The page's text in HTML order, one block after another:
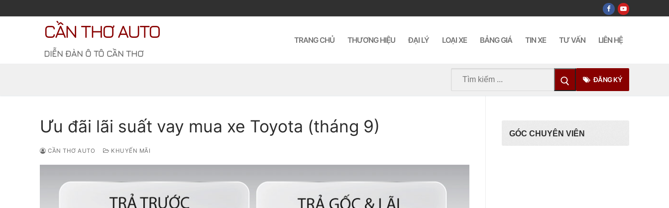
đến
CẦN THƠ AUTO
DIỄN ĐÀN Ô TÔ CẦN THƠ
TRANG CHỦ THƯƠNG HIỆU ĐẠI LÝ LOẠI XE BẢNG GIÁ TIN XE TƯ VẤN LIÊN HỆ
Tìm
ĐĂNG KÝ
Ưu đãi lãi suất vay mua xe Toyota (tháng 9)
CẦN THƠ AUTO KHUYẾN MÃI
GÓC CHUYÊN VIÊN